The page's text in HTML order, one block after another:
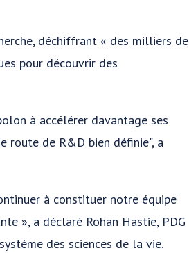
déchiffrant « des milliers de
pour découvrir des
à accélérer davantage ses
route de R&D bien définie", a
à constituer notre équipe
», a déclaré Rohan Hastie, PDG
des sciences de la vie.